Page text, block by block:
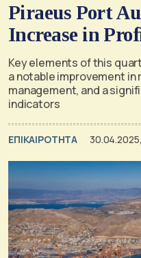
Piraeus Port
Increase in
Key elements of this
a notable improvement
management, and a
indicators
ΕΠΙΚΑΙΡΟΤΗΤΑ